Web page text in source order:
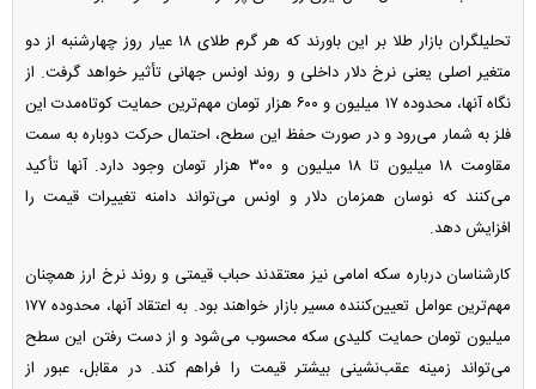
تحلیلگران بازار طلا بر این باورند که هر گرم طلای ۱۸ عیار روز چهارشنبه از دو
متغیر اصلی یعنی نرخ دلار داخلی و روند اونس جهانی تأثیر خواهد گرفت. از
نگاه آنها، محدوده ۱۷ میلیون و ۶۰۰ هزار تومان مهم‌ترین حمایت کوتاه‌مدت این
فلز به شمار می‌رود و در صورت حفظ این سطح، احتمال حرکت دوباره به سمت
مقاومت ۱۸ میلیون تا ۱۸ میلیون و ۳۰۰ هزار تومان وجود دارد. آنها تأکید
می‌کنند که نوسان همزمان دلار و اونس می‌تواند دامنه تغییرات قیمت را
افزایش دهد.
کارشناسان درباره سکه امامی نیز معتقدند حباب قیمتی و روند نرخ ارز همچنان
مهم‌ترین عوامل تعیین‌کننده مسیر بازار خواهند بود. به اعتقاد آنها، محدوده ۱۷۷
میلیون تومان حمایت کلیدی سکه محسوب می‌شود و از دست رفتن این سطح
می‌تواند زمینه عقب‌نشینی بیشتر قیمت را فراهم کند. در مقابل، عبور از